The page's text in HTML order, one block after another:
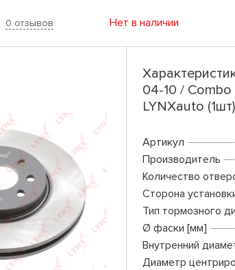
0 отзывов Нет в наличии
04-10 /
LYNXauto
Артикул
Производитель
Количество
Сторона
Тип тормозного
Ø фаски [мм]
Внутренний
Диаметр